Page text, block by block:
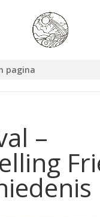
pagina
–